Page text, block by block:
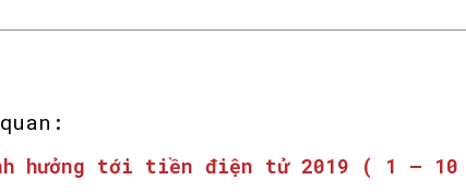
hưởng tới tiền điện tử 2019 ( 1 –